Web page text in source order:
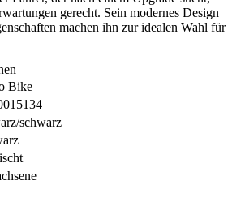
gerecht. Sein modernes Design
machen ihn zur idealen Wahl für
Bike
schwarz